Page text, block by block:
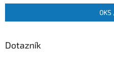
0
Dotazník